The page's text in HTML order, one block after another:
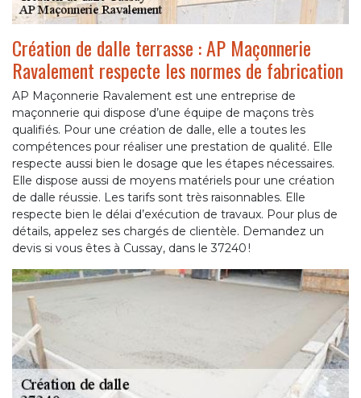
Création de dalle terrasse : AP Maçonnerie
Ravalement respecte les normes de fabrication
AP Maçonnerie Ravalement est une entreprise de
maçonnerie qui dispose d’une équipe de maçons très
qualifiés. Pour une création de dalle, elle a toutes les
compétences pour réaliser une prestation de qualité. Elle
respecte aussi bien le dosage que les étapes nécessaires.
Elle dispose aussi de moyens matériels pour une création
de dalle réussie. Les tarifs sont très raisonnables. Elle
respecte bien le délai d’exécution de travaux. Pour plus de
détails, appelez ses chargés de clientèle. Demandez un
devis si vous êtes à Cussay, dans le 37240 !